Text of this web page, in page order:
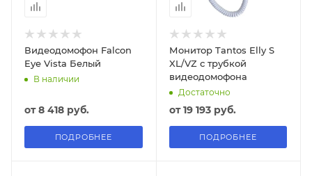
Видеодомофон Falcon
Eye Vista Белый
В наличии
от8 418 руб.
ПОДРОБНЕЕ
Монитор Tantos Elly S
XL/VZ с трубкой
видеодомофона
Достаточно
от19 193 руб.
ПОДРОБНЕЕ